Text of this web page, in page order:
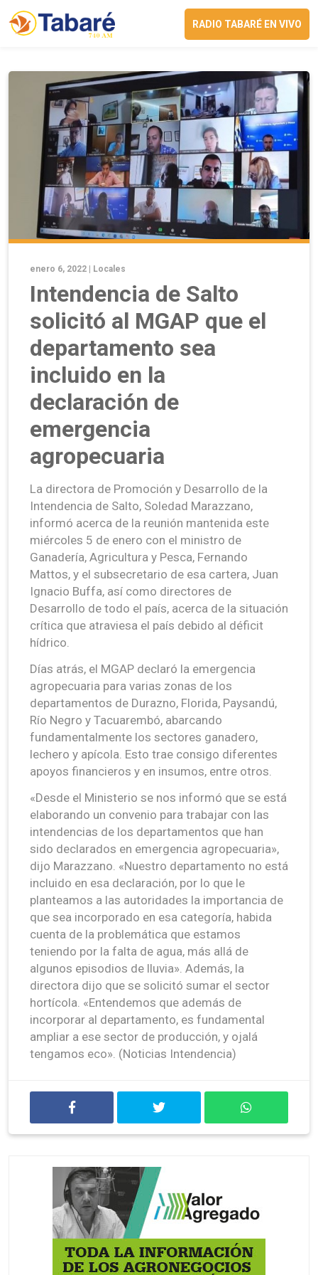
RADIO TABARÉ EN VIVO
enero 6, 2022 | Locales
Intendencia de Salto
solicitó al MGAP que el
departamento sea
incluido en la
declaración de
emergencia
agropecuaria
La directora de Promoción y Desarrollo de la
Intendencia de Salto, Soledad Marazzano,
informó acerca de la reunión mantenida este
miércoles 5 de enero con el ministro de
Ganadería, Agricultura y Pesca, Fernando
Mattos, y el subsecretario de esa cartera, Juan
Ignacio Buffa, así como directores de
Desarrollo de todo el país, acerca de la situación
crítica que atraviesa el país debido al déficit
hídrico.
Días atrás, el MGAP declaró la emergencia
agropecuaria para varias zonas de los
departamentos de Durazno, Florida, Paysandú,
Río Negro y Tacuarembó, abarcando
fundamentalmente los sectores ganadero,
lechero y apícola. Esto trae consigo diferentes
apoyos financieros y en insumos, entre otros.
«Desde el Ministerio se nos informó que se está
elaborando un convenio para trabajar con las
intendencias de los departamentos que han
sido declarados en emergencia agropecuaria»,
dijo Marazzano. «Nuestro departamento no está
incluido en esa declaración, por lo que le
planteamos a las autoridades la importancia de
que sea incorporado en esa categoría, habida
cuenta de la problemática que estamos
teniendo por la falta de agua, más allá de
algunos episodios de lluvia». Además, la
directora dijo que se solicitó sumar el sector
hortícola. «Entendemos que además de
incorporar al departamento, es fundamental
ampliar a ese sector de producción, y ojalá
tengamos eco». (Noticias Intendencia)